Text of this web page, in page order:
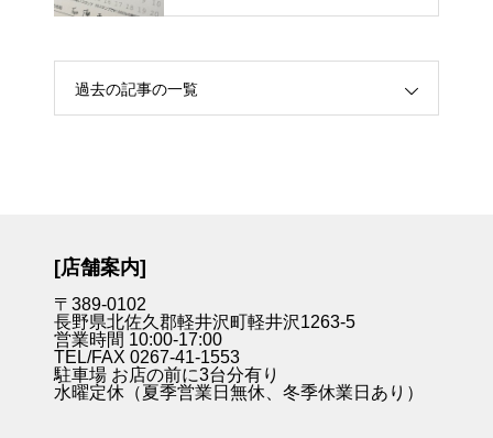
過去の記事の一覧
[店舗案内]
〒389-0102
長野県北佐久郡軽井沢町軽井沢1263-5
営業時間 10:00-17:00
TEL/FAX 0267-41-1553
駐車場 お店の前に3台分有り
水曜定休（夏季営業日無休、冬季休業日あり）